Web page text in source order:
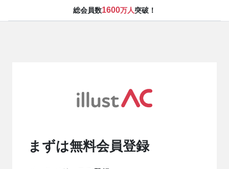
総会員数1600万人突破！
まずは無料会員登録